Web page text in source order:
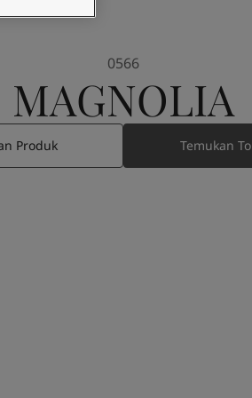
MAGNOLIA
0566
Produk Temukan